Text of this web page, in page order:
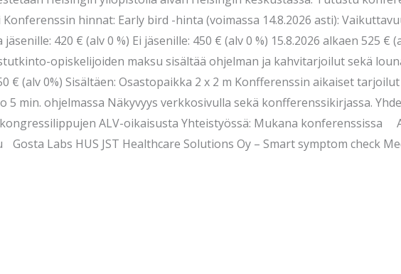
hinnat: Early bird -hinta (voimassa 14.8.2026 asti):
420 € (alv 0 %) Ei jäsenille: 450 € (alv 0 %) 15.8.2026 alkaen 525 €
opiskelijoiden maksu sisältää ohjelman ja kahvitarjoilut sekä
€ (alv 0%) Sisältäen: Osastopaikka 2 x 2 m Konfferenssin aikaiset
min. ohjelmassa Näkyvyys verkkosivulla sekä konfferenssikirjassa.
ALV-oikaisusta Yhteistyössä: Mukana konferenssissa
Labs HUS JST Healthcare Solutions Oy – Smart symptom check